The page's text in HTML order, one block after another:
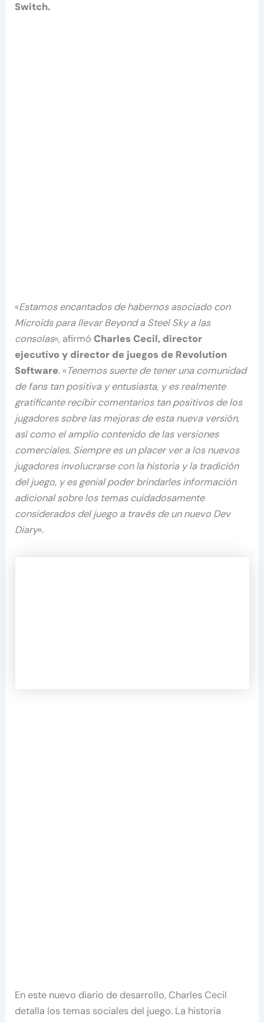
Switch.
«Estamos encantados de habernos asociado con
Microids para llevar Beyond a Steel Sky a las
consolas«, afirmóCharles Cecil, director
ejecutivo y director de juegos de Revolution
Software. «Tenemos suerte de tener una comunidad
de fans tan positiva y entusiasta, y es realmente
gratificante recibir comentarios tan positivos de los
jugadores sobre las mejoras de esta nueva versión,
así como el amplio contenido de las versiones
comerciales. Siempre es un placer ver a los nuevos
jugadores involucrarse con la historia y la tradición
del juego, y es genial poder brindarles información
adicional sobre los temas cuidadosamente
considerados del juego a través de un nuevo Dev
Diary«.
En este nuevo diario de desarrollo, Charles Cecil
detalla los temas sociales del juego. La historia